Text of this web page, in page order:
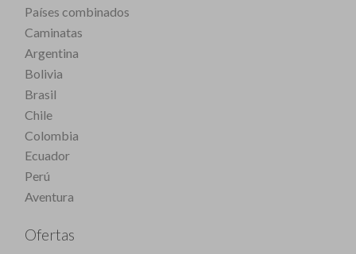
Países combinados
Caminatas
Argentina
Bolivia
Brasil
Chile
Colombia
Ecuador
Perú
Aventura
Ofertas